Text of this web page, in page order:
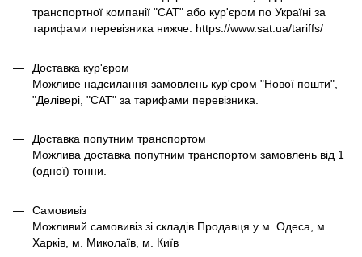
транспортної компанії "САТ" або кур'єром по Україні за
тарифами перевізника нижче: https://www.sat.ua/tariffs/
Доставка кур'єром
Можливе надсилання замовлень кур'єром "Нової пошти",
"Делівері, "САТ" за тарифами перевізника.
Доставка попутним транспортом
Можлива доставка попутним транспортом замовлень від 1
(одної) тонни.
Самовивіз
Можливий самовивіз зі складів Продавця у м. Одеса, м.
Харків, м. Миколаїв, м. Київ